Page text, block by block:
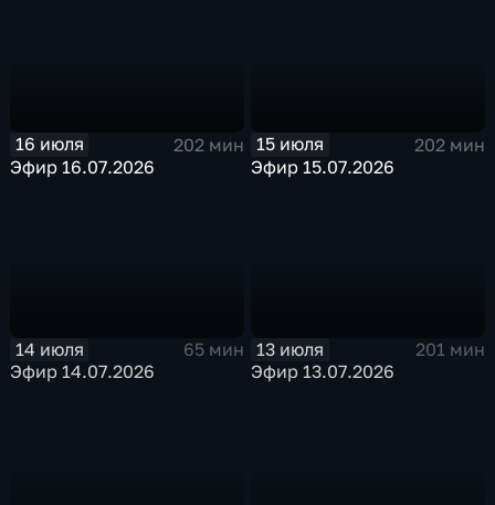
16 июля
202 мин
Эфир 16.07.2026
15 июля
202 мин
Эфир 15.07.2026
14 июля
65 мин
Эфир 14.07.2026
13 июля
201 мин
Эфир 13.07.2026